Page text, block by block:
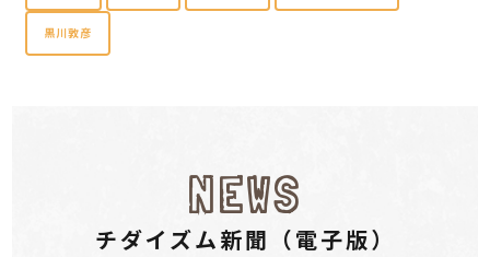
黒川敦彦
NEWS
チダイズム新聞（電⼦版）